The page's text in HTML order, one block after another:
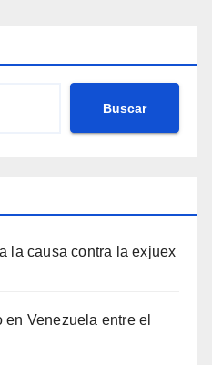
Buscar
la causa contra la exjuex
Venezuela entre el